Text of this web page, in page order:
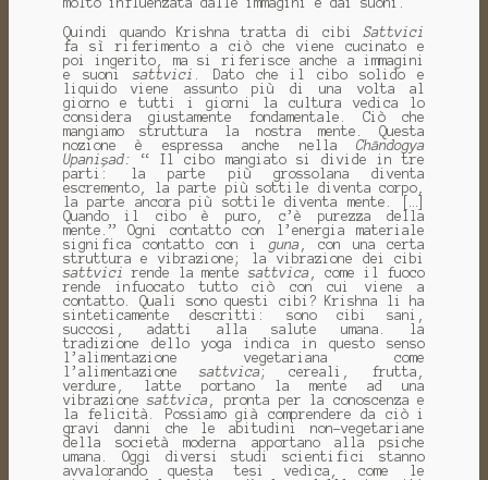
molto influenzata dalle immagini e dai suoni.
Quindi quando Krishna tratta di cibiSattvici
fa sì riferimento a ciò che viene cucinato e
poi ingerito, ma si riferisce anche a immagini
e suonisattvici
. Dato che il cibo solido e
liquido viene assunto più di una volta al
giorno e tutti i giorni la cultura vedica lo
considera giustamente fondamentale. Ciò che
mangiamo struttura la nostra mente. Questa
nozione è espressa anche nellaChāndogya
Upanişad: “ Il cibo mangiato si divide in tre
parti: la parte più grossolana diventa
escremento, la parte più sottile diventa corpo,
la parte ancora più sottile diventa mente. […]
Quando il cibo è puro, c’è purezza della
mente.” Ogni contatto con l’energia materiale
significa contatto con i guna , con una certa
struttura e vibrazione; la vibrazione dei cibi
sattvici
rende la mentesattvica , come il fuoco
rende infuocato tutto ciò con cui viene a
contatto. Quali sono questi cibi? Krishna li ha
sinteticamente descritti: sono cibi sani,
succosi, adatti alla salute umana. la
tradizione dello yoga indica in questo senso
l’alimentazione vegetariana come
l’alimentazionesattvica ; cereali, frutta,
verdure, latte portano la mente ad una
vibrazionesattvica , pronta per la conoscenza e
la felicità. Possiamo già comprendere da ciò i
gravi danni che le abitudini non-vegetariane
della società moderna apportano alla psiche
umana. Oggi diversi studi scientifici stanno
avvalorando questa tesi vedica, come le